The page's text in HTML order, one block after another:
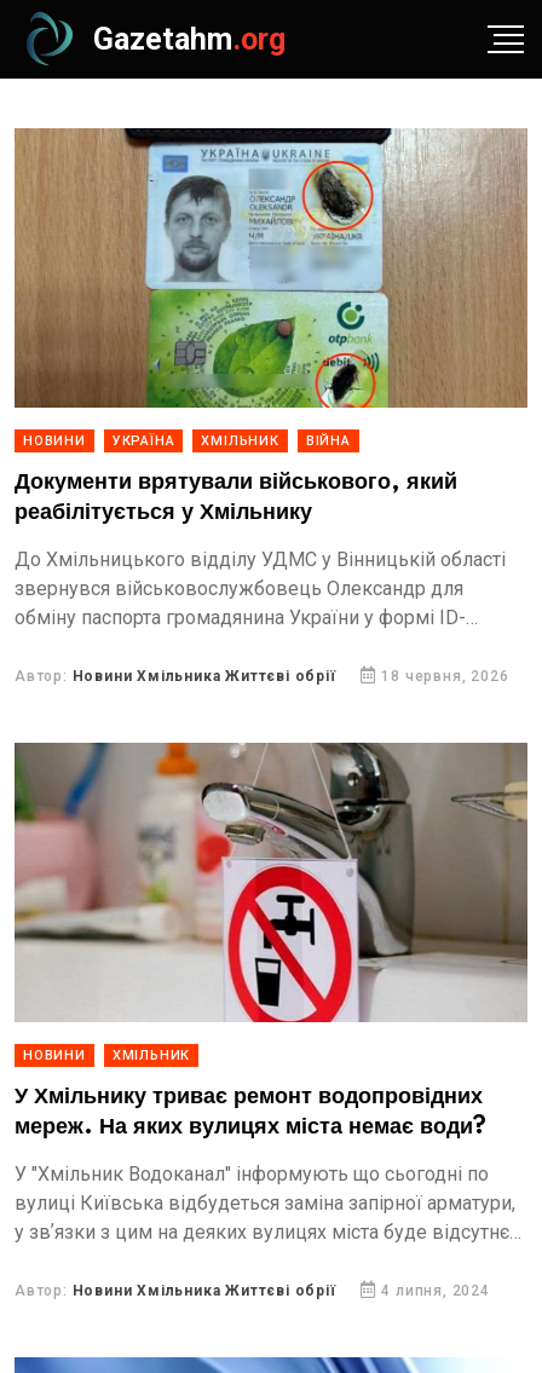
Gazetahm.org
НОВИНИ УКРАЇНА ХМІЛЬНИК ВІЙНА
Документи врятували військового, який
реабілітується у Хмільнику
До Хмільницького відділу УДМС у Вінницькій області
звернувся військовослужбовець Олександр для
обміну паспорта громадянина України у формі ІD-
Автор: Новини Хмільника Життєві обрії 18 червня, 2026
НОВИНИ ХМІЛЬНИК
У Хмільнику триває ремонт водопровідних
мереж. На яких вулицях міста немає води?
У "Хмільник Водоканал" інформують що сьогодні по
вулиці Київська відбудеться заміна запірної арматури,
у звʼязки з цим на деяких вулицях міста буде відсутнє
Автор: Новини Хмільника Життєві обрії 4 липня, 2024